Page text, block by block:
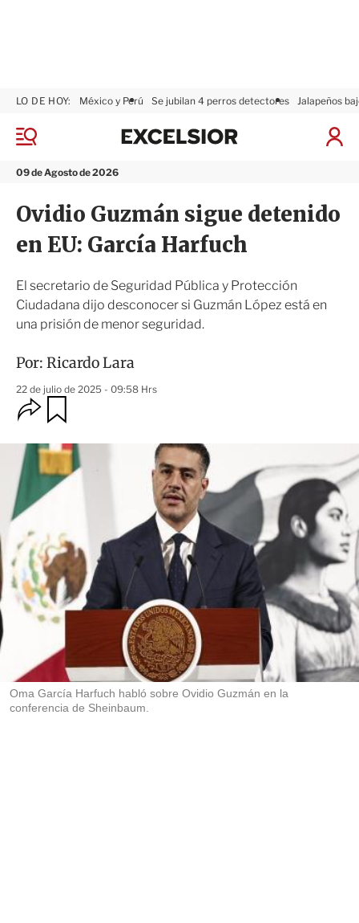
M
n
09 de Agosto de 2026
LO DE HOY: México y Perú Se jubilan 4 perros detectores Jalapeños
I
a
x
i
o
r
Ovidio Guzmán sigue detenido
en EU: García Harfuch
El secretario de Seguridad Pública y Protección
Ciudadana dijo desconocer si Guzmán López está en
una prisión de menor seguridad.
Por: Ricardo Lara
22 de julio de 2025 - 09:58 Hrs
O
p
i
o
n
e
e
c
o
m
p
a
i
r
a
Oma García Harfuch habló sobre Ovidio Guzmán en la
conferencia de Sheinbaum.